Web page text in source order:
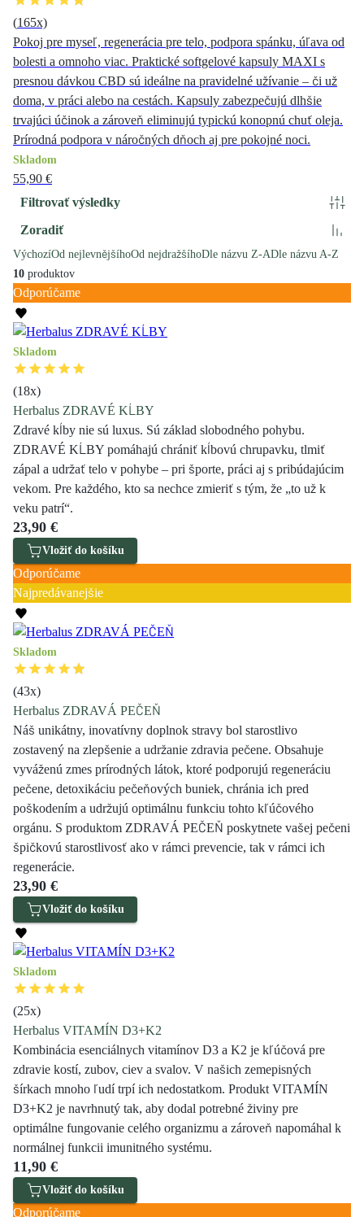
(165x)
Pokoj pre myseľ, regenerácia pre telo, podpora spánku, úľava od
bolesti a omnoho viac. Praktické softgelové kapsuly MAXI s
presnou dávkou CBD sú ideálne na pravidelné užívanie – či už
doma, v práci alebo na cestách. Kapsuly zabezpečujú dlhšie
trvajúci účinok a zároveň eliminujú typickú konopnú chuť oleja.
Prírodná podpora v náročných dňoch aj pre pokojné noci.
Skladom
55,90 €
Filtrovať výsledky
Zoradiť
VýchozíOd nejlevnějšíhoOd nejdražšíhoDle názvu Z-ADle názvu A-Z
10 produktov
Odporúčame
Skladom
(18x)
Herbalus ZDRAVÉ KĹBY
Zdravé kĺby nie sú luxus. Sú základ slobodného pohybu.
ZDRAVÉ KĹBY pomáhajú chrániť kĺbovú chrupavku, tlmiť
zápal a udržať telo v pohybe – pri športe, práci aj s pribúdajúcim
vekom. Pre každého, kto sa nechce zmieriť s tým, že „to už k
veku patrí“.
23,90 €
Vložiť do košíku
Odporúčame
Najpredávanejšie
Skladom
(43x)
Herbalus ZDRAVÁ PEČEŇ
Náš unikátny, inovatívny doplnok stravy bol starostlivo
zostavený na zlepšenie a udržanie zdravia pečene. Obsahuje
vyváženú zmes prírodných látok, ktoré podporujú regeneráciu
pečene, detoxikáciu pečeňových buniek, chránia ich pred
poškodením a udržujú optimálnu funkciu tohto kľúčového
orgánu. S produktom ZDRAVÁ PEČEŇ poskytnete vašej pečeni
špičkovú starostlivosť ako v rámci prevencie, tak v rámci ich
regenerácie.
23,90 €
Vložiť do košíku
Skladom
(25x)
Herbalus VITAMÍN D3+K2
Kombinácia esenciálnych vitamínov D3 a K2 je kľúčová pre
zdravie kostí, zubov, ciev a svalov. V našich zemepisných
šírkach mnoho ľudí trpí ich nedostatkom. Produkt VITAMÍN
D3+K2 je navrhnutý tak, aby dodal potrebné živiny pre
optimálne fungovanie celého organizmu a zároveň napomáhal k
normálnej funkcii imunitného systému.
11,90 €
Vložiť do košíku
Odporúčame